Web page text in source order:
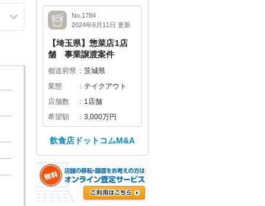
No.1784
2024年6月11日 更新
【埼玉県】惣菜店1店
舗 事業譲渡案件
都道府県
茨城県
業態
テイクアウト
店舗数
1店舗
希望額
3,000万円
飲食店ドットコムM&A